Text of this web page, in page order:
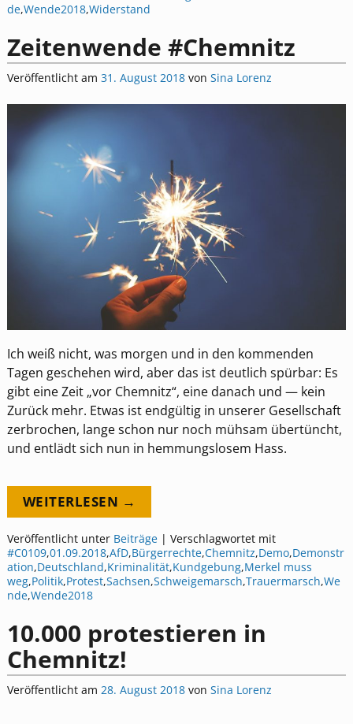
de,Wende2018,Widerstand
Zeitenwende #Chemnitz
Veröffentlicht am 31. August 2018 von Sina Lorenz
Ich weiß nicht, was morgen und in den kommenden
Tagen geschehen wird, aber das ist deutlich spürbar: Es
gibt eine Zeit „vor Chemnitz“, eine danach und — kein
Zurück mehr. Etwas ist endgültig in unserer Gesellschaft
zerbrochen, lange schon nur noch mühsam übertüncht,
und entlädt sich nun in hemmungslosem Hass.
WEITERLESEN →
Veröffentlicht unter Beiträge| Verschlagwortet mit
#C0109,01.09.2018,AfD,Bürgerrechte,Chemnitz,Demo,Demonstr
ation,Deutschland,Kriminalität,Kundgebung,Merkel muss
weg,Politik,Protest,Sachsen,Schweigemarsch,Trauermarsch,We
nde,Wende2018
10.000 protestieren in
Chemnitz!
Veröffentlicht am 28. August 2018 von Sina Lorenz